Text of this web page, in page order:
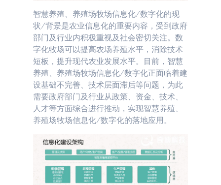
智慧养殖、养殖场牧场信息化/数字化的现
状/背景是农业信息化的重要内容，受到政府
部门及行业内积极重视及社会密切关注。数
字化牧场可以提高农场养殖水平，消除技术
短板，提升现代农业发展水平。目前，智慧
养殖、养殖场牧场信息化/数字化正面临着建
设基础不完善、技术层面滞后等问题，为此
需要政府部门及行业从政策、资金、技术、
人才等方面综合进行推动，实现智慧养殖、
养殖场牧场信息化/数字化的落地应用。